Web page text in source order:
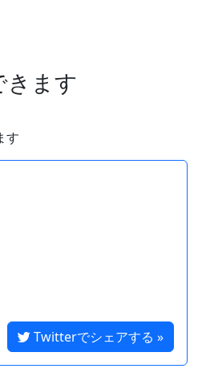
ます
す
Twitterでシェアする »